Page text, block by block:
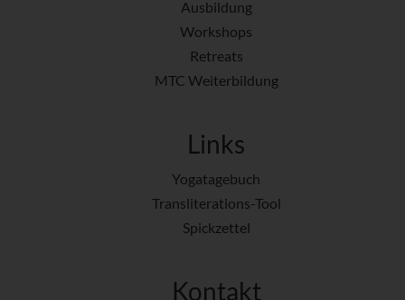
Ausbildung
Workshops
Retreats
MTC Weiterbildung
Links
Yogatagebuch
Transliterations-Tool
Spickzettel
Kontakt